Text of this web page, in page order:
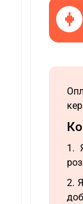
1.
2.